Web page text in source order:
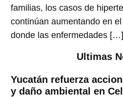
familias, los casos de
continúan aumentando en
donde las enfermedades […]
Ultimas
Yucatán refuerza
y daño ambiental en